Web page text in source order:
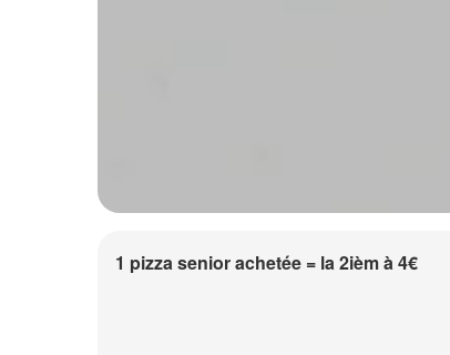
1 pizza senior achetée = la 2ièm à 4€